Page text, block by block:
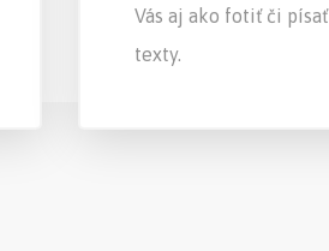
Vás aj ako fotiť či písať
texty.